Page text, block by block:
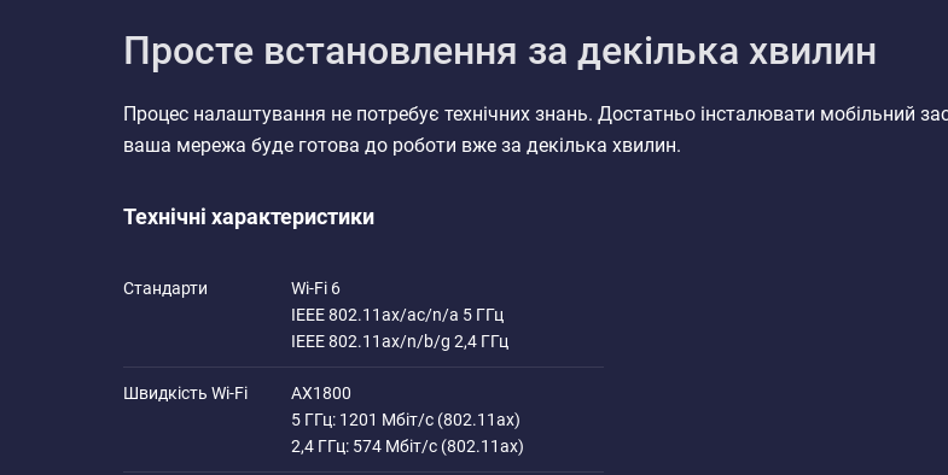
Просте встановлення за декілька хвилин
Процес налаштування не потребує технічних знань. Достатньо інсталювати мобільний
ваша мережа буде готова до роботи вже за декілька хвилин.
Технічні характеристики
Cтандарти
Wi-Fi 6
IEEE 802.11ax/ac/n/a 5 ГГц
IEEE 802.11ax/n/b/g 2,4 ГГц
Швидкість Wi-Fi
AX1800
5 ГГц: 1201 Мбіт/с (802.11ax)
2,4 ГГц: 574 Мбіт/с (802.11ax)